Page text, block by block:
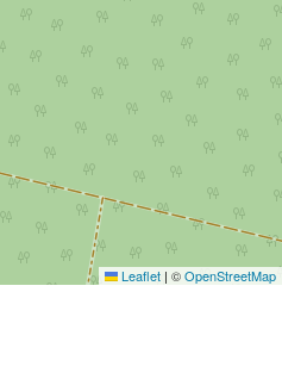
Leaflet | ©OpenStreetMap